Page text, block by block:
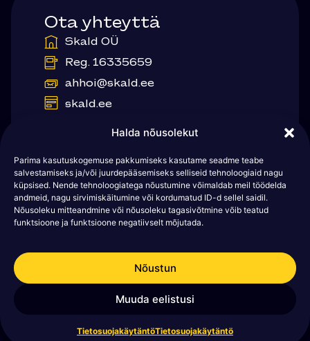
Halda nõusolekut
Parima kasutuskogemuse pakkumiseks kasutame seadme teabe
salvestamiseks ja/või juurdepääsemiseks selliseid tehnoloogiaid nagu
küpsised. Nende tehnoloogiatega nõustumine võimaldab meil töödelda
andmeid, nagu sirvimiskäitumine või kordumatud ID-d sellel saidil.
Nõusoleku mitteandmine või nõusoleku tagasivõtmine võib teatud
funktsioone ja funktsioone negatiivselt mõjutada.
Nõustun
Muuda eelistusi
TietosuojakäytäntöTietosuojakäytäntö
Ota yhteyttä
Skald OÜ
Reg. 16335659
ahhoi@skald.ee
skald.ee
Tilaa logo
UKK
Ota yhteyttä
Oikeudelliset tiedot
Tietosuojakäytäntö
Käyttöehdot